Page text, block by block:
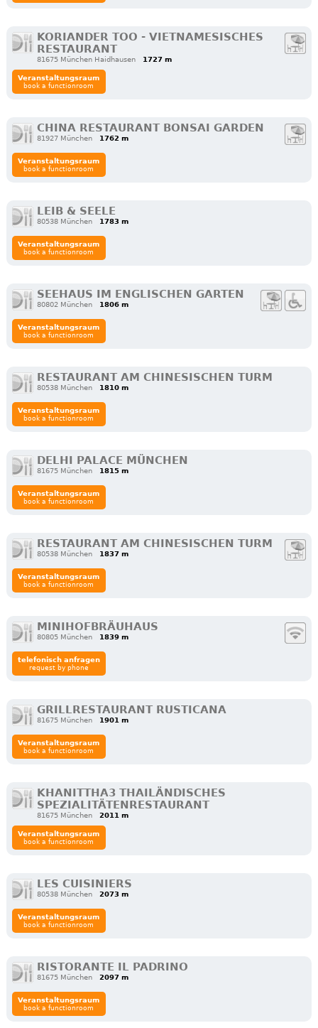
KORIANDER TOO - VIETNAMESISCHES
RESTAURANT
81675 München Haidhausen 1727 m
Veranstaltungsraum
book a functionroom
CHINA RESTAURANT BONSAI GARDEN
81927 München 1762 m
Veranstaltungsraum
book a functionroom
LEIB & SEELE
80538 München 1783 m
Veranstaltungsraum
book a functionroom
SEEHAUS IM ENGLISCHEN GARTEN
80802 München 1806 m
Veranstaltungsraum
book a functionroom
RESTAURANT AM CHINESISCHEN TURM
80538 München 1810 m
Veranstaltungsraum
book a functionroom
DELHI PALACE MÜNCHEN
81675 München 1815 m
Veranstaltungsraum
book a functionroom
RESTAURANT AM CHINESISCHEN TURM
80538 München 1837 m
Veranstaltungsraum
book a functionroom
MINIHOFBRÄUHAUS
80805 München 1839 m
telefonisch anfragen
request by phone
GRILLRESTAURANT RUSTICANA
81675 München 1901 m
Veranstaltungsraum
book a functionroom
KHANITTHA3 THAILÄNDISCHES
SPEZIALITÄTENRESTAURANT
81675 München 2011 m
Veranstaltungsraum
book a functionroom
LES CUISINIERS
80538 München 2073 m
Veranstaltungsraum
book a functionroom
RISTORANTE IL PADRINO
81675 München 2097 m
Veranstaltungsraum
book a functionroom